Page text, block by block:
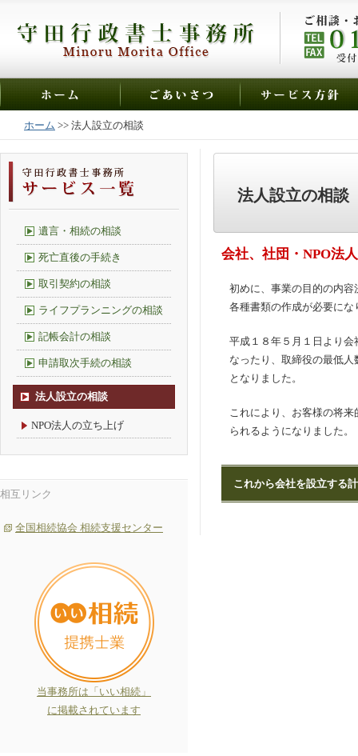
ホーム >> 法人設立の相談
法人設立の相談
会社、社団・NPO法
初めに、事業の目的の内
各種書類の作成が必要にな
平成１８年５月１日より
なったり、取締役の最低
となりました。
これにより、お客様の将
られるようになりました。
これから会社を設立する
遺言・相続の相談
死亡直後の手続き
取引契約の相談
ライフプランニングの相談
記帳会計の相談
申請取次手続の相談
法人設立の相談
NPO法人の立ち上げ
相互リンク
全国相続協会 相続支援センター
当事務所は「いい相続」
に掲載されています